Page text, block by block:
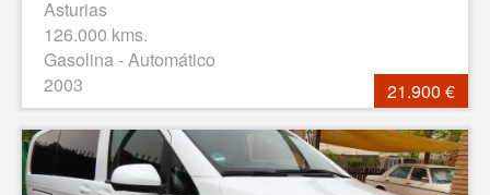
Asturias
126.000 kms.
Gasolina - Automático
2003
21.900 €